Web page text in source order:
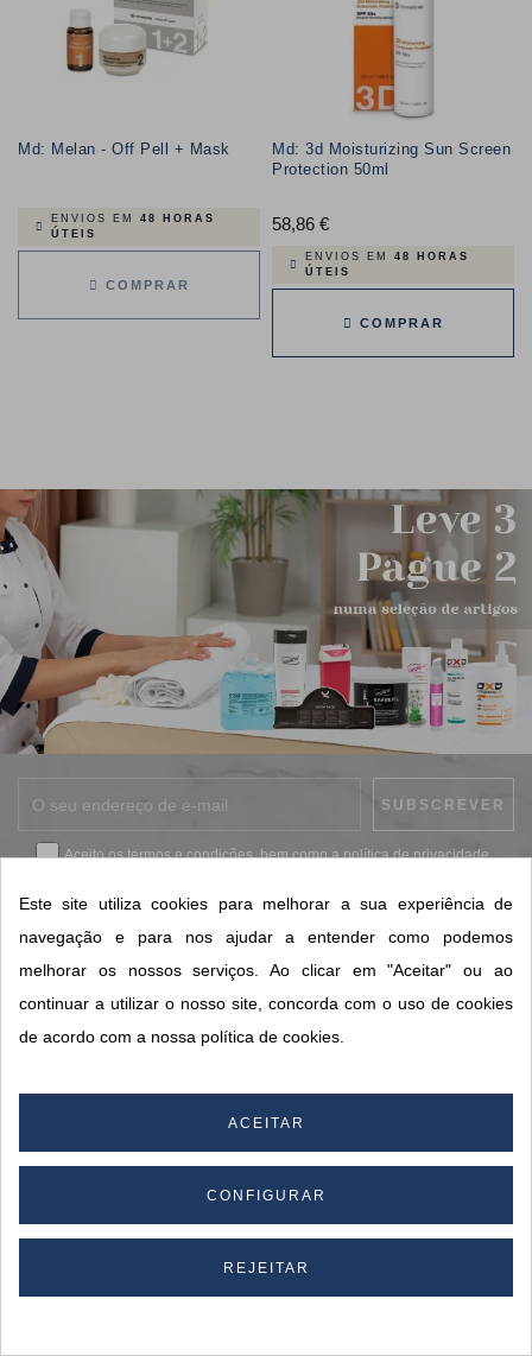
Md: Melan - Off Pell + Mask
ENVIOS EM 48 HORAS
ÚTEIS
COMPRAR
Md: 3d Moisturizing Sun Screen
Protection 50ml
58,86 €Preço
ENVIOS EM 48 HORAS
ÚTEIS
COMPRAR
Aceito ostermos e condições, bem como apolítica de privacidade.
CONTACTOS SORISA
Este site utiliza cookies para melhorar a sua experiência de
navegação e para nos ajudar a entender como podemos
melhorar os nossos serviços. Ao clicar em "Aceitar" ou ao
continuar a utilizar o nosso site, concorda com o uso de cookies
de acordo com a nossa política de cookies.
ACEITAR
CONFIGURAR
REJEITAR